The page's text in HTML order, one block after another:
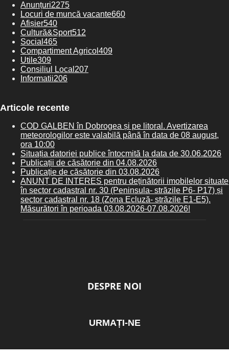
Anunțuri2275
Locuri de muncă vacante660
Afișier540
Cultură&Sport512
Social 465
Compartiment Agricol 409
Utile309
Consiliul Local 207
Informatii206
Articole recente
COD GALBEN în Dobrogea și pe litoral. Avertizarea
meteorologilor este valabilă până în data de 08 august,
ora 10:00
Situația datoriei publice întocmită la data de 30.06.2026
Publicații de căsătorie din 04.08.2026
Publicație de căsătorie din 03.08.2026
ANUNȚ DE INTERES pentru deținătorii imobilelor situate
în sector cadastral nr. 30 (Peninsula- străzile P6- P17) și
sector cadastral nr. 18 (Zona Ecluză- străzile E1-E5).
Măsurători în perioada 03.08.2026-07.08.2026!
DESPRE NOI
URMAȚI-NE